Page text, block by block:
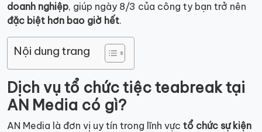
doanh nghiệp, giúp ngày 8/3 của công ty bạn trở nên
đặc biệt hơn bao giờ hết.
Nội dung trang
Dịch vụ tổ chức tiệc teabreak tại
AN Media có gì?
AN Media là đơn vị uy tín trong lĩnh vực tổ chức sự kiện